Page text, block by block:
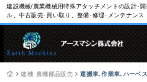
建設機械/農業機械用特殊アタッチメントの設計･
ル、中古販売･買い取り、整備･修理･メンテナンス
建機･農機部品販売 運搬車､作業車､ハーベ